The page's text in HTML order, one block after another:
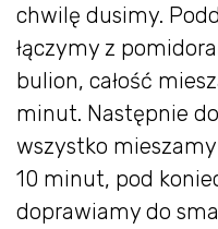
chwilę dusimy.
łączymy z
bulion, całość
minut. Następnie
wszystko
10 minut, pod
doprawiamy do